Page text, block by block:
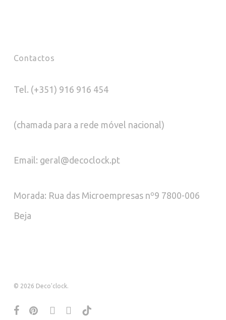
Contactos
Tel. (+351) 916 916 454
(chamada para a rede móvel nacional)
Email: geral@decoclock.pt
Morada: Rua das Microempresas nº9 7800-006
Beja
© 2026 Deco'clock.
facebookpinterestinstagramwhatsapp
tiktok